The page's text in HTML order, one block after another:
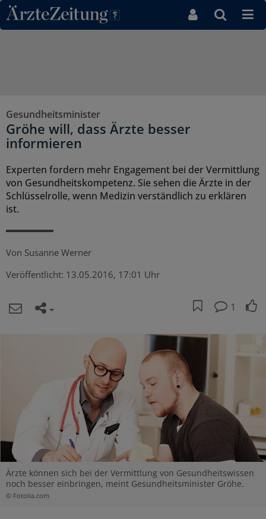
Direkt zum Inhaltsbereich
Gesundheitsminister
Gröhe will, dass Ärzte besser
informieren
Experten fordern mehr Engagement bei der Vermittlung
von Gesundheitskompetenz. Sie sehen die Ärzte in der
Schlüsselrolle, wenn Medizin verständlich zu erklären
ist.
Von Susanne Werner
Veröffentlicht: 13.05.2016, 17:01 Uhr
1
Ärzte können sich bei der Vermittlung von Gesundheitswissen
noch besser einbringen, meint Gesundheitsminister Gröhe.
© Fotolia.com